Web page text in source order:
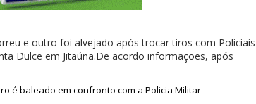
e outro foi alvejado após trocar tiros com Policiais
Dulce em Jitaúna.De acordo informações, após
é baleado em confronto com a Policia Militar